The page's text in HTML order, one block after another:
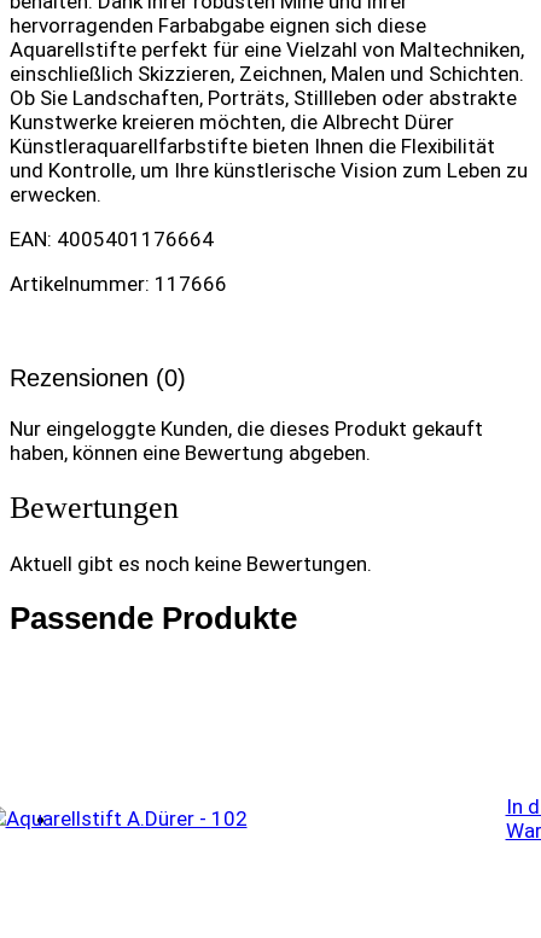
hervorragenden Farbabgabe eignen sich diese
Aquarellstifte perfekt für eine Vielzahl von Maltechniken,
einschließlich Skizzieren, Zeichnen, Malen und Schichten.
Ob Sie Landschaften, Porträts, Stillleben oder abstrakte
Kunstwerke kreieren möchten, die Albrecht Dürer
Künstleraquarellfarbstifte bieten Ihnen die Flexibilität
und Kontrolle, um Ihre künstlerische Vision zum Leben zu
erwecken.
EAN: 4005401176664
Artikelnummer: 117666
Rezensionen (0)
Nur eingeloggte Kunden, die dieses Produkt gekauft
haben, können eine Bewertung abgeben.
Bewertungen
Aktuell gibt es noch keine Bewertungen.
Passende Produkte
In